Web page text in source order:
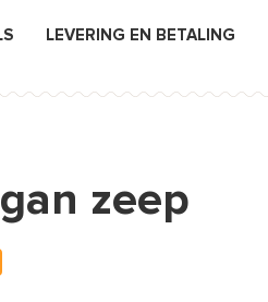
LEVERING EN BETALING
zeep